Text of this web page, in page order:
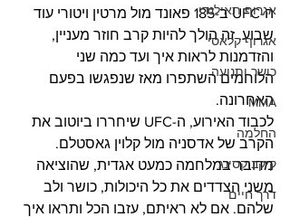
אגרוף תאילנדי
אגרוף קלאסי
כושר ותנועה
MMA
החלמה
קיקבוקסינג
דרך חיים
ה-UFC ב-185 פאונד מול מרטין ויטורי עוד
שבוע. זה הולך להיות קרב חוזר מעניין,
והזדמנות לראות איך ועד כמה שני
הלוחמים השתפרו מאז שנפגשו בפעם
האחרונה.
לכבוד האירוע, ה-UFC שיחררו ביוטוב את
הקרב של אדסניה מול קלוין גאסטלם.
מדובר במלחמה כמעט אגדית, שהוציאה
משני הצדדים את כל היכולות, כושר ולב
שלהם. אם לא ראיתם, עזבו הכל ותראו איך